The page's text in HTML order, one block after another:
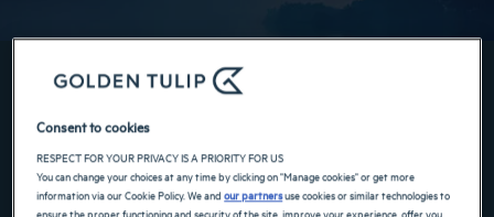
RESERVE AHORA EN NUESTROS HOTELES GOLDEN
TULIP
Consent to cookies
RESPECT FOR YOUR PRIVACY IS A PRIORITY FOR US
You can change your choices at any time by clicking on "Manage cookies" or get more
information via our Cookie Policy. We andour partnersuse cookies or similar technologies to
ensure the proper functioning and security of the site, improve your experience, offer you